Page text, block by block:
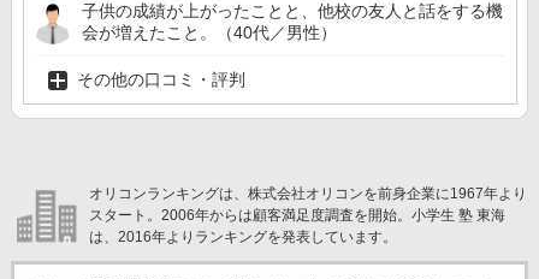
子供の成績が上がったことと、他校の友人と話をする機
会が増えたこと。（40代／男性）
その他の口コミ・評判
オリコンランキングは、株式会社オリコンを前身企業に1967年より
スタート。2006年からは顧客満足度調査を開始。小学生 塾 東海
は、2016年よりランキングを発表しています。